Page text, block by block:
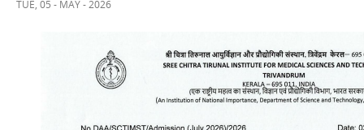
TUE, 05 - MAY - 2026